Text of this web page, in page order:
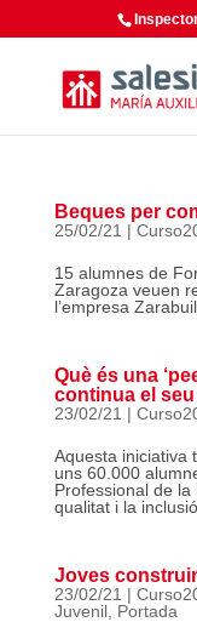
Beques per
25/02/21 |
15 alumnes de
Zaragoza veuen
l’empresa
Què és una
continua el
23/02/21 |
Aquesta iniciativa
uns 60.000
Professional de
qualitat i la inclusió.
Joves
23/02/21 |
Juvenil, Portada